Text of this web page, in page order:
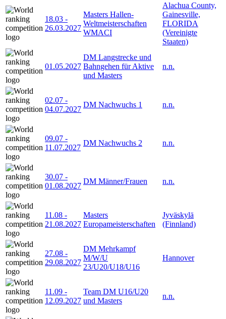
18.03 -
26.03.2027
Masters Hallen-
Weltmeisterschaften
WMACI
Alachua County,
Gainesville,
FLORIDA
(Vereinigte
Staaten)
01.05.2027
DM Langstrecke und
Bahngehen für Aktive
und Masters
n.n.
02.07 -
04.07.2027
DM Nachwuchs 1 n.n.
09.07 -
11.07.2027
DM Nachwuchs 2 n.n.
30.07 -
01.08.2027
DM Männer/Frauen n.n.
11.08 -
21.08.2027
Masters
Europameisterschaften
Jyväskylä
(Finnland)
27.08 -
29.08.2027
DM Mehrkampf
M/W/U
23/U20/U18/U16
Hannover
11.09 -
12.09.2027
Team DM U16/U20
und Masters
n.n.